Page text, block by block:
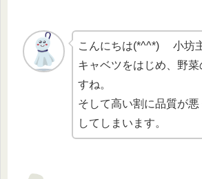
こんにちは(*^^*) 小坊
キャベツをはじめ、野
すね。
そして高い割に品質が
してしまいます。